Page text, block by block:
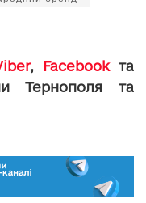
, Facebookта
Тернополя та